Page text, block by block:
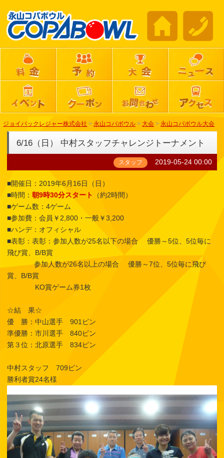
ジョイパックレジャー株式会社 > 永山コパボウル > 大会 > 永山コパボウル大会
6/16（日） 中村スタッフチャレンジトーナメント
スタッフ 2019-05-24 00:00
■開催日：2019年6月16日（日）
■時間： 朝9時30分スタート
（約2時間）
■ゲーム数：4ゲーム
■参加費：会員￥2,800・一般￥3,200
■ハンデ：オフィシャル
■表彰：表彰：参加人数が25名以下の場合 優勝～5位、5位毎に
飛び賞、B/B賞
参加人数が26名以上の場合 優勝～7位、5位毎に飛び
賞、B/B賞
KO賞ゲーム券1枚
☆結 果☆
優 勝：中山選手 901ピン
準優勝：市川選手 840ピン
第３位：北原選手 834ピン
中村スタッフ 709ピン
勝利者賞24名様